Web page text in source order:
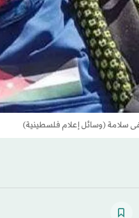
سلامة (وسائل إعلام فلسطينية)